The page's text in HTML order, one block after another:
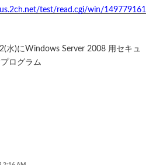
test/read.cgi/win/149779161
水)にWindows Server 2008 用セキュ
ログラム